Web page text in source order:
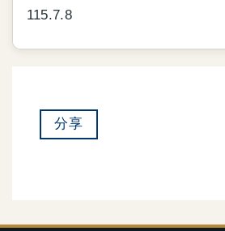
115.7.8
分享